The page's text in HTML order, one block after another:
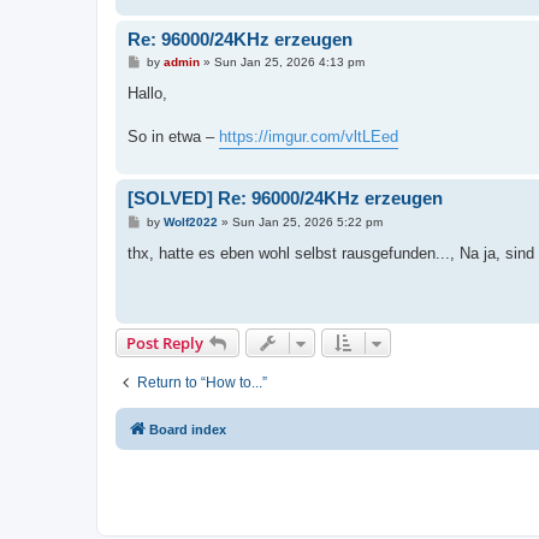
Re: 96000/24KHz erzeugen
P
s
by admin» Sun Jan 25, 2026 4:13 pm
Hallo,
So in etwa – https://imgur.com/vltLEed
[SOLVED] Re: 96000/24KHz erzeugen
P
s
by Wolf2022 » Sun Jan 25, 2026 5:22 pm
thx, hatte es eben wohl selbst rausgefunden..., Na ja,
Post Reply
Return to “How to...”
Board index